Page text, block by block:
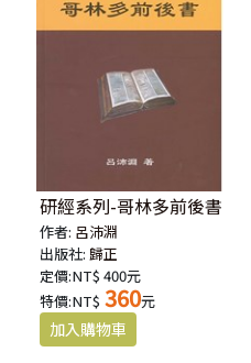
研經系列-哥林多前後書
作者: 呂沛淵
出版社:歸正
定價:NT$ 400元
特價:NT$ 360元